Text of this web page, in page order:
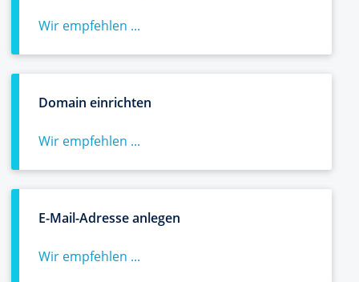
Wir empfehlen ...
Domain einrichten
Wir empfehlen ...
E-Mail-Adresse anlegen
Wir empfehlen ...